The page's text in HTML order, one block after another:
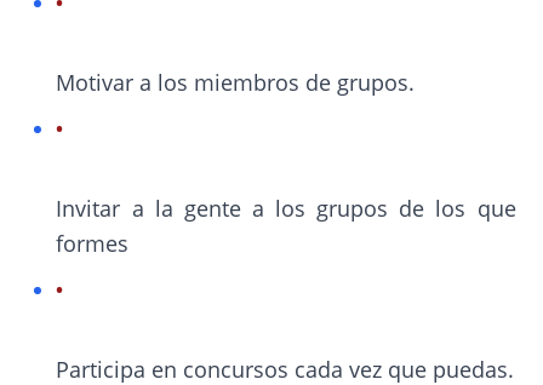
Motivar a los miembros de grupos.
Invitar a la gente a los grupos de los que
formes
Participa en concursos cada vez que puedas.